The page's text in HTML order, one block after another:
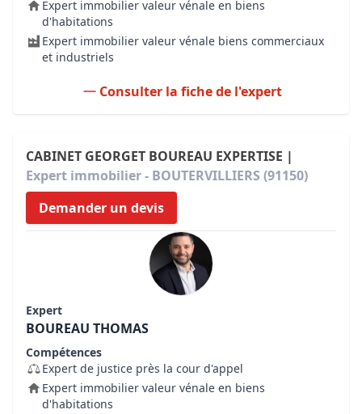
Expert immobilier valeur vénale en biens
d'habitations
Expert immobilier valeur vénale biens commerciaux
et industriels
Consulter la fiche de l'expert
CABINET GEORGET BOUREAU EXPERTISE |
Expert immobilier - BOUTERVILLIERS (91150)
Demander un devis
Expert
BOUREAU THOMAS
Compétences
Expert de justice près la cour d'appel
Expert immobilier valeur vénale en biens
d'habitations